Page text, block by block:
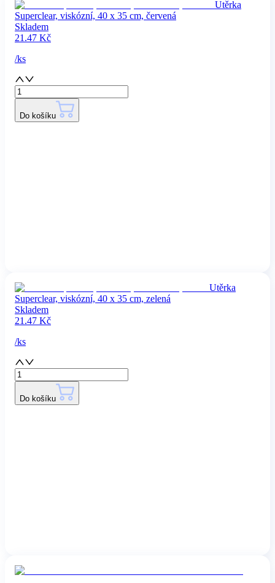
Utěrka
Superclear, viskózní, 40 x 35 cm, červená
Skladem
21.47 Kč
/ks
Do košíku
Utěrka
Superclear, viskózní, 40 x 35 cm, zelená
Skladem
21.47 Kč
/ks
Do košíku